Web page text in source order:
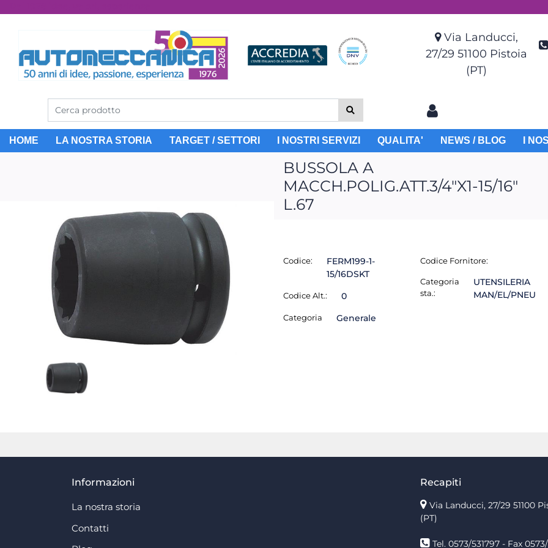
Via Landucci,
27/29 51100 Pistoia
(PT)
HOME LA NOSTRA STORIA TARGET / SETTORI I NOSTRI SERVIZI QUALITA' NEWS / BLOG I
BUSSOLA A
MACCH.POLIG.ATT.3/4"X1-15/16"
L.67
Codice:
FERM199-1-
15/16DSKT
Codice Alt.: 0
Categoria Generale
Codice Fornitore:
Categoria
sta.:
UTENSILERIA
MAN/EL/PNEU
Informazioni
La nostra storia
Contatti
Recapiti
Via Landucci, 27/29 51100
(PT)
Tel. 0573/531797 - Fax 0573/